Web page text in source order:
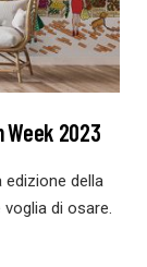
Week 2023
edizione della
di osare.